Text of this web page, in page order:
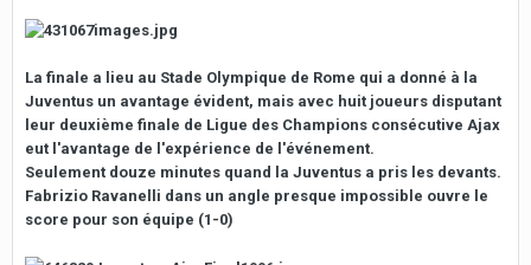
La finale a lieu au Stade Olympique de Rome qui a donné à la
Juventus un avantage évident, mais avec huit joueurs disputant
leur deuxième finale de Ligue des Champions consécutive Ajax
eut l'avantage de l'expérience de l'événement.
Seulement douze minutes quand la Juventus a pris les devants.
Fabrizio Ravanelli dans un angle presque impossible ouvre le
score pour son équipe (1-0)